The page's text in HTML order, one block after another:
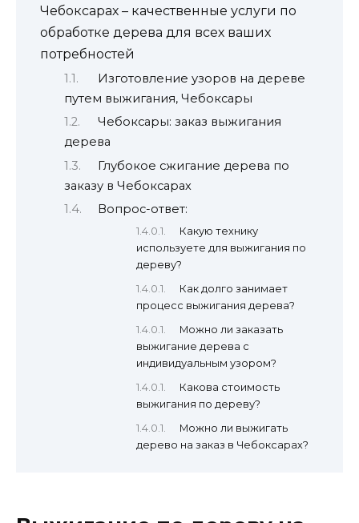
Чебоксарах – качественные услуги по
обработке дерева для всех ваших
потребностей
Изготовление узоров на дереве
путем выжигания, Чебоксары
Чебоксары: заказ выжигания
дерева
Глубокое сжигание дерева по
заказу в Чебоксарах
Вопрос-ответ:
Какую технику
используете для выжигания по
дереву?
Как долго занимает
процесс выжигания дерева?
Можно ли заказать
выжигание дерева с
индивидуальным узором?
Какова стоимость
выжигания по дереву?
Можно ли выжигать
дерево на заказ в Чебоксарах?